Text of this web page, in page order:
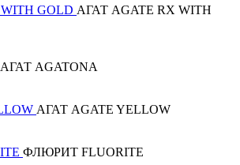
АГАТ AGATE RX WITH
АГАТ AGATONA
АГАТ AGATE YELLOW
ФЛЮРИТ FLUORITE